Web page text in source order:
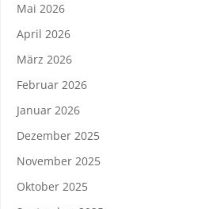
Mai 2026
April 2026
März 2026
Februar 2026
Januar 2026
Dezember 2025
November 2025
Oktober 2025